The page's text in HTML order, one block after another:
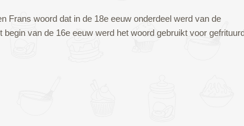
Frans woord dat in de 18e eeuw onderdeel werd van de
begin van de 16e eeuw werd het woord gebruikt voor